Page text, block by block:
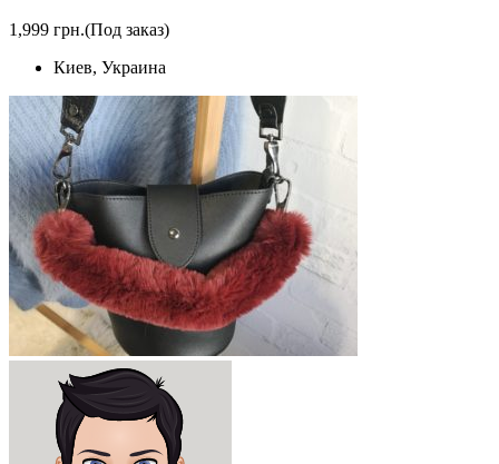
1,999 грн.(Под заказ)
Киев, Украина